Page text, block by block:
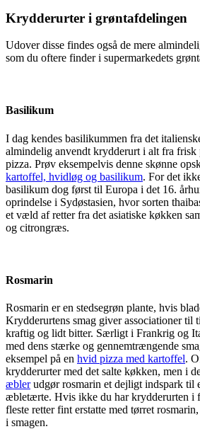
Krydderurter i grøntafdelingen
Udover disse findes også de mere
som du oftere finder i supermarkedets
Basilikum
I dag kendes basilikummen fra det
almindelig anvendt krydderurt i alt fra frisk
pizza. Prøv eksempelvis denne skønne
kartoffel, hvidløg og basilikum. For det
basilikum dog først til Europa i det 16.
oprindelse i Sydøstasien, hvor sorten
et væld af retter fra det asiatiske køkken
og citrongræs.
Rosmarin
Rosmarin er en stedsegrøn plante, hvis
Krydderurtens smag giver associationer til
kraftig og lidt bitter. Særligt i Frankrig og
med dens stærke og gennemtrængende
eksempel på en hvid pizza med kartoffel.
krydderurter med det salte køkken, men i
æblerudgør rosmarin et dejligt indspark til
æbletærte. Hvis ikke du har krydderurten i
fleste retter fint erstatte med tørret
i smagen.